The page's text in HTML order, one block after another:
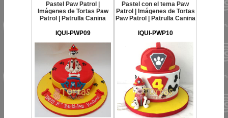
Pastel Paw Patrol |
Imágenes de Tortas Paw
Patrol | Patrulla Canina
IQUI-PWP09
Pastel con el tema Paw
Patrol | Imágenes de Tortas
Paw Patrol | Patrulla Canina
IQUI-PWP10